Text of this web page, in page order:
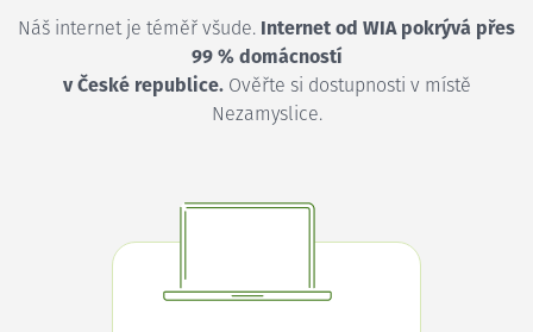
Náš internet je téměř všude. Internet od WIA pokrývá přes
99 % domácností
v České republice.Ověřte si dostupnosti v místě
Nezamyslice.